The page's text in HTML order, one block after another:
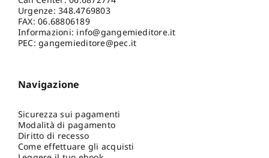
Urgenze:348.4769803
FAX: 06.68806189
Informazioni: info@gangemieditore.it
PEC: gangemieditore@pec.it
Navigazione
Sicurezza sui pagamenti
Modalità di pagamento
Diritto di recesso
Come effettuare gli acquisti